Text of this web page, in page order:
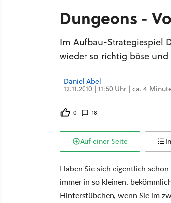
Dungeons -
Im Aufbau-Strategiespiel
wieder so richtig böse
Daniel Abel
12.11.2010 | 11:50 Uhr | ca. 4
0 18
Auf einer Seite
Haben Sie sich eigentlich
immer in so kleinen,
Hinterstübchen, wenn Sie im